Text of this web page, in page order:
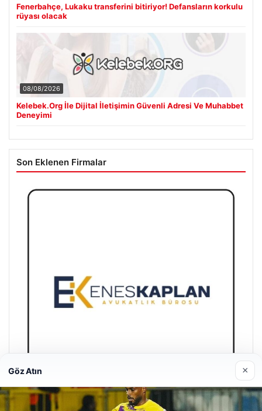
Fenerbahçe, Lukaku transferini bitiriyor! Defansların korkulu
rüyası olacak
08/08/2026
Kelebek.Org İle Dijital İletişimin Güvenli Adresi Ve Muhabbet
Deneyimi
Son Eklenen Firmalar
Göz Atın ×